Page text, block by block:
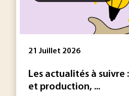
21 Juillet 2026
Les actualités à suivre
et production, ...